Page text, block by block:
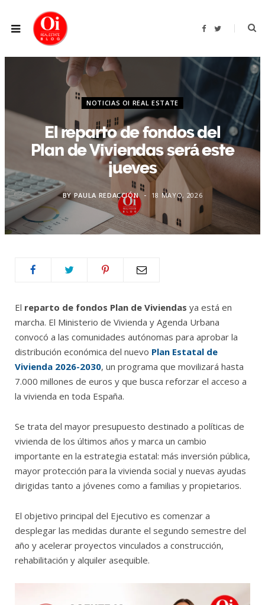
F
b
o
o
T
t
NOTICIAS OI REAL ESTATE
El reparto de fondos del
Plan de Viviendas será este
jueves
BYPAULA REDACCIÓN 18 MAYO, 2026
El reparto de fondos Plan de Viviendas ya está en
marcha. El Ministerio de Vivienda y Agenda Urbana
convocó a las comunidades autónomas para aprobar la
distribución económica del nuevo Plan Estatal de
Vivienda 2026-2030, un programa que movilizará hasta
7.000 millones de euros y que busca reforzar el acceso a
la vivienda en toda España.
Se trata del mayor presupuesto destinado a políticas de
vivienda de los últimos años y marca un cambio
importante en la estrategia estatal: más inversión pública,
mayor protección para la vivienda social y nuevas ayudas
dirigidas tanto a jóvenes como a familias y propietarios.
El objetivo principal del Ejecutivo es comenzar a
desplegar las medidas durante el segundo semestre del
año y acelerar proyectos vinculados a construcción,
rehabilitación y alquiler asequible.